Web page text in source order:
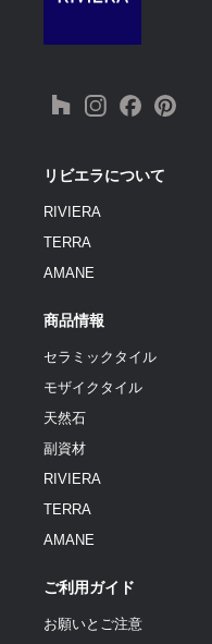
リビエラについて
RIVIERA
TERRA
AMANE
商品情報
セラミックタイル
モザイクタイル
天然石
副資材
RIVIERA
TERRA
AMANE
ご利用ガイド
お願いとご注意